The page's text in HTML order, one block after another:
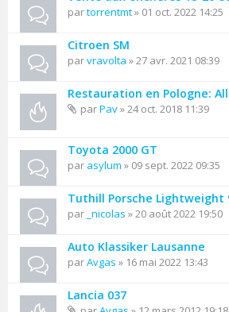
partorrentmt» 01 oct. 2022 14:25
Citroen SM
parvravolta » 27 avr. 2021 08:39
Restauration en Pologne:
parPav» 24 oct. 2018 11:39
Toyota 2000 GT
par asylum » 09 sept. 2022 09:35
Tuthill Porsche Lightweight
par _nicolas » 20 août 2022 19:50
Auto Klassiker Lausanne
parAvgas » 16 mai 2022 13:43
Lancia 037